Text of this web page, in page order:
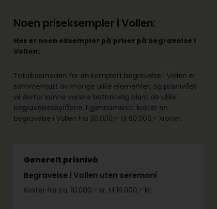
Noen priseksempler i Vollen:
Her er noen eksempler på priser på begravelse i
Vollen:
Totalkostnaden for en komplett begravelse i Vollen er
sammensatt av mange ulike elementer, og prisnivået
vil derfor kunne variere betraktelig blant de ulike
begravelsesbyråene. I gjennomsnitt koster en
begravelse i Vollen fra 30.000,– til 60.000,– kroner.
Generelt prisnivå
Begravelse i Vollen uten seremoni
Koster fra ca. 10.000,– kr. til 16.000,– kr.